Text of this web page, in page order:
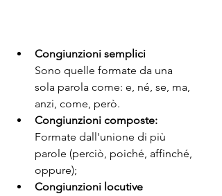
Congiunzioni semplici
Sono quelle formate da una
sola parola come: e, né, se, ma,
anzi, come, però.
Congiunzioni composte:
Formate dall'unione di più
parole (perciò, poiché, affinché,
oppure);
Congiunzioni locutive